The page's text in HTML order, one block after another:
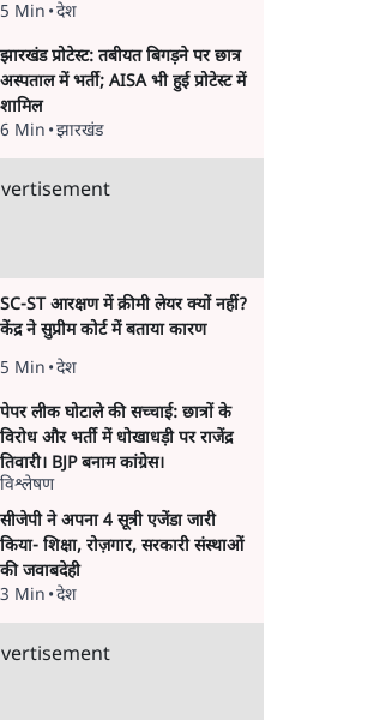
5 Min •देश
झारखंड प्रोटेस्ट: तबीयत बिगड़ने पर छात्र
अस्पताल में भर्ती; AISA भी हुई प्रोटेस्ट में
शामिल
6 Min •झारखंड
SC-ST आरक्षण में क्रीमी लेयर क्यों नहीं?
केंद्र ने सुप्रीम कोर्ट में बताया कारण
5 Min •देश
पेपर लीक घोटाले की सच्चाई: छात्रों के
विरोध और भर्ती में धोखाधड़ी पर राजेंद्र
तिवारी। BJP बनाम कांग्रेस।
विश्लेषण
सीजेपी ने अपना 4 सूत्री एजेंडा जारी
किया- शिक्षा, रोज़गार, सरकारी संस्थाओं
की जवाबदेही
3 Min •देश